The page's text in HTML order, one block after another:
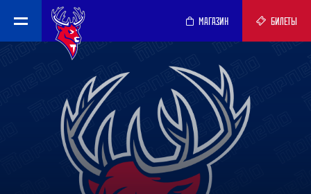
МАГАЗИН БИЛЕТЫ